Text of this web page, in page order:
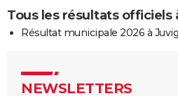
Tous les résultats officiels
Résultat municipale 2026 à
NEWSLETTERS